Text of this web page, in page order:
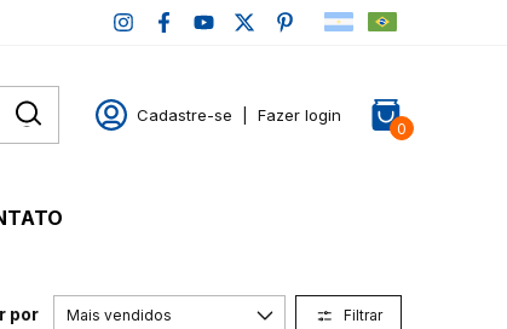
Cadastre-se Fazer login
0
por Filtrar